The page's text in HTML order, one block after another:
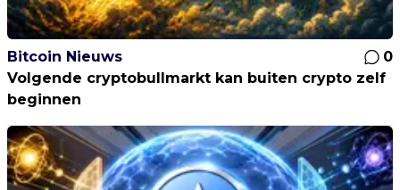
Bitcoin Nieuws
0
Volgende cryptobullmarkt kan buiten crypto zelf
beginnen